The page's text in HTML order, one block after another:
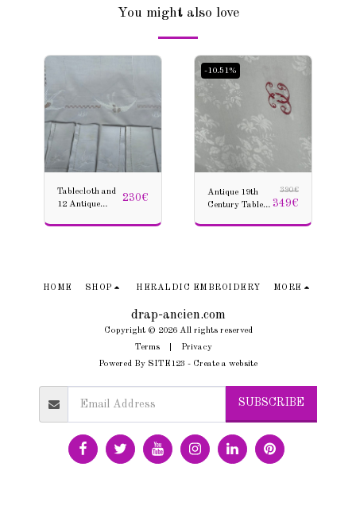
You might also love
Tablecloth and
12 Antique
the Indochina
230€
-10.51%
Antique 19th
Century Table
390€
349€
drap-ancien.com
Copyright © 2026 All rights reserved
Terms|
Privacy
Powered By SITE123 - Create a website
HOME SHOP HERALDIC EMBROIDERY MORE
SUBSCRIBE